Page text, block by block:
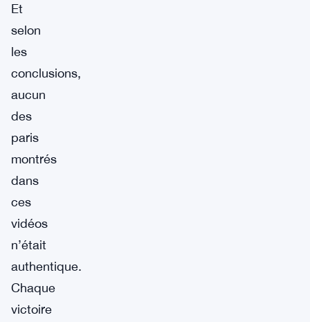
Et
selon
les
conclusions,
aucun
des
paris
montrés
dans
ces
vidéos
n’était
authentique.
Chaque
victoire